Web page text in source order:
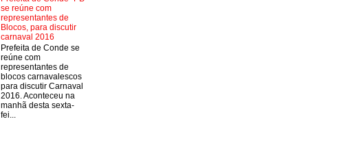
se reúne com
representantes de
Blocos, para discutir
carnaval 2016
Prefeita de Conde se
reúne com
representantes de
blocos carnavalescos
para discutir Carnaval
2016. Aconteceu na
manhã desta sexta-
fei...